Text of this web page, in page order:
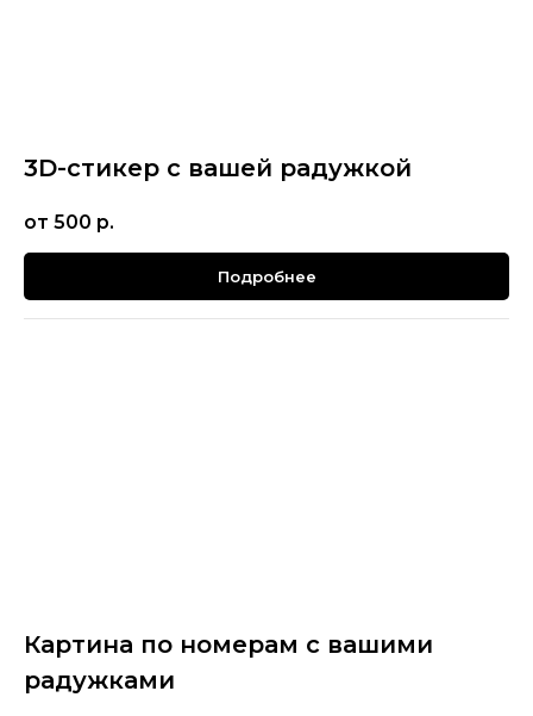
3D-стикер с вашей радужкой
от 500 р.
Подробнее
Картина по номерам с вашими
радужками